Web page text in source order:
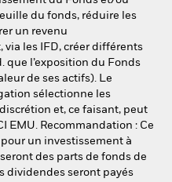
du fonds, réduire les
un revenu
les IFD, créer différents
que l’exposition du Fonds
de ses actifs). Le
sélectionne les
et, ce faisant, peut
EMU. Recommandation : Ce
un investissement à
des parts de fonds de
dividendes seront payés